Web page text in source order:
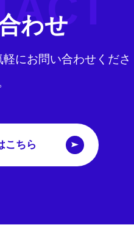
わせ
にお問い合わせくださ
こちら